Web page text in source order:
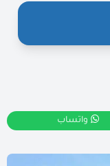
واتساب